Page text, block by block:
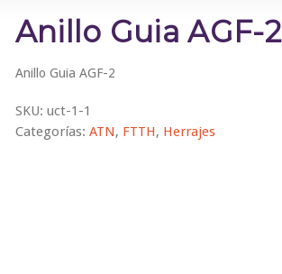
Anillo Guia AGF-2
Anillo Guia AGF-2
SKU: uct-1-1
Categorías: ATN, FTTH, Herrajes